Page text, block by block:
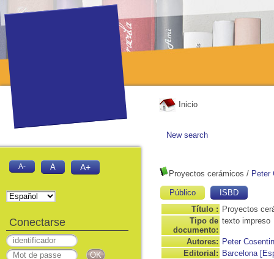
Inicio
New search
Proyectos cerámicos / Peter
Público
ISBD
Título : Proyectos
Tipo de
documento:
texto impreso
Autores: Peter
Editorial: Barcelona
A- A A+
Conectarse